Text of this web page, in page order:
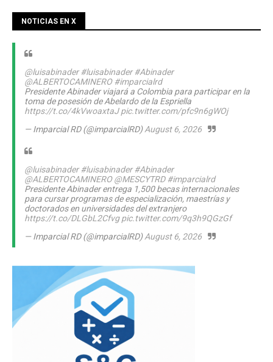
NOTICIAS EN X
@luisabinader #luisabinader #Abinader
@ALBERTOCAMINERO #imparcialrd
Presidente Abinader viajará a Colombia para participar en la
toma de posesión de Abelardo de la Espriella
https://t.co/4kVwoaxtaJ pic.twitter.com/pfc9n6gWOj
— Imparcial RD (@imparcialRD)August 6, 2026
@luisabinader #luisabinader #Abinader
@ALBERTOCAMINERO @MESCYTRD #imparcialrd
Presidente Abinader entrega 1,500 becas internacionales
para cursar programas de especialización, maestrías y
doctorados en universidades del extranjero
https://t.co/DLGbL2Cfvg pic.twitter.com/9q3h9QGzGf
— Imparcial RD (@imparcialRD)August 6, 2026